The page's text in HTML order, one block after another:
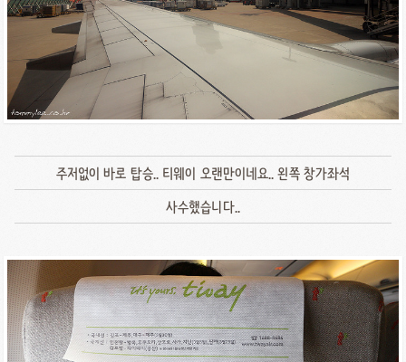
주저없이 바로 탑승.. 티웨이 오랜만이네요.. 왼쪽 창가좌석
사수했습니다..